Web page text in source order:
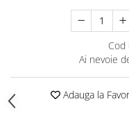
Cod
Ai nevoie
Adauga la